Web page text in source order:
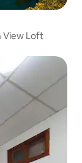
View Loft